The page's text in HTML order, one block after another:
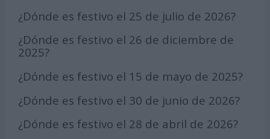
¿Dónde es festivo el 25 de julio de 2026?
¿Dónde es festivo el 26 de diciembre de
2025?
¿Dónde es festivo el 15 de mayo de 2025?
¿Dónde es festivo el 30 de junio de 2026?
¿Dónde es festivo el 28 de abril de 2026?